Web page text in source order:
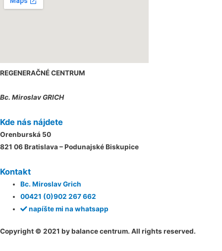
REGENERAČNÉ CENTRUM
Bc. Miroslav GRICH
Kde nás nájdete
Orenburská 50
821 06 Bratislava – Podunajské Biskupice
Kontakt
Bc. Miroslav Grich
00421 (0)902 267 662
napíšte mi na whatsapp
Copyright © 2021 by balance centrum. All rights reserved.